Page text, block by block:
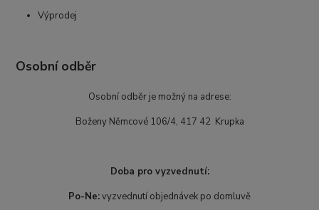
Výprodej
Osobní odběr
Osobní odběr je možný na adrese:
Boženy Němcové 106/4, 417 42 Krupka
Doba pro vyzvednutí:
Po-Ne:vyzvednutí objednávek po domluvě